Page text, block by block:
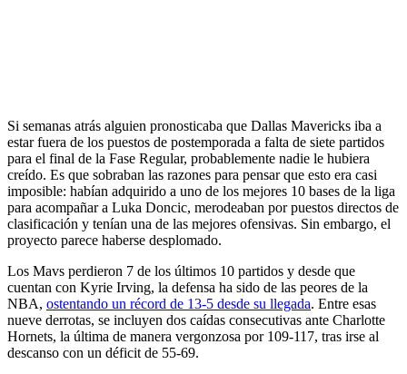
Si semanas atrás alguien pronosticaba que Dallas Mavericks iba a
estar fuera de los puestos de postemporada a falta de siete partidos
para el final de la Fase Regular, probablemente nadie le hubiera
creído. Es que sobraban las razones para pensar que esto era casi
imposible: habían adquirido a uno de los mejores 10 bases de la liga
para acompañar a Luka Doncic, merodeaban por puestos directos de
clasificación y tenían una de las mejores ofensivas. Sin embargo, el
proyecto parece haberse desplomado.
Los Mavs perdieron 7 de los últimos 10 partidos y desde que
cuentan con Kyrie Irving, la defensa ha sido de las peores de la
NBA, ostentando un récord de 13-5 desde su llegada. Entre esas
nueve derrotas, se incluyen dos caídas consecutivas ante Charlotte
Hornets, la última de manera vergonzosa por 109-117, tras irse al
descanso con un déficit de 55-69.